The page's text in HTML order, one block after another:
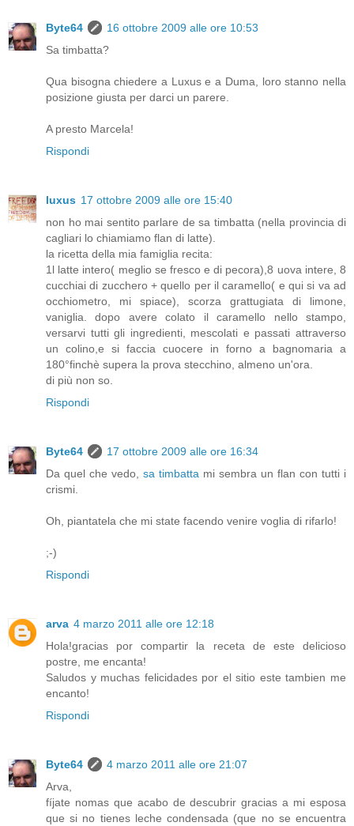
Byte64
16 ottobre 2009 alle ore 10:53
Sa timbatta?
Qua bisogna chiedere a Luxus e a Duma, loro stanno nella
posizione giusta per darci un parere.
A presto Marcela!
Rispondi
luxus 17 ottobre 2009 alle ore 15:40
non ho mai sentito parlare de sa timbatta (nella provincia di
cagliari lo chiamiamo flan di latte).
la ricetta della mia famiglia recita:
1l latte intero( meglio se fresco e di pecora),8 uova intere, 8
cucchiai di zucchero + quello per il caramello( e qui si va ad
occhiometro, mi spiace), scorza grattugiata di limone,
vaniglia. dopo avere colato il caramello nello stampo,
versarvi tutti gli ingredienti, mescolati e passati attraverso
un colino,e si faccia cuocere in forno a bagnomaria a
180°finchè supera la prova stecchino, almeno un'ora.
di più non so.
Rispondi
Byte64
17 ottobre 2009 alle ore 16:34
Da quel che vedo, sa timbatta mi sembra un flan con tutti i
crismi.
Oh, piantatela che mi state facendo venire voglia di rifarlo!
;-)
Rispondi
arva 4 marzo 2011 alle ore 12:18
Hola!gracias por compartir la receta de este delicioso
postre, me encanta!
Saludos y muchas felicidades por el sitio este tambien me
encanto!
Rispondi
Byte64
4 marzo 2011 alle ore 21:07
Arva,
fíjate nomas que acabo de descubrir gracias a mi esposa
que si no tienes leche condensada (que no se encuentra